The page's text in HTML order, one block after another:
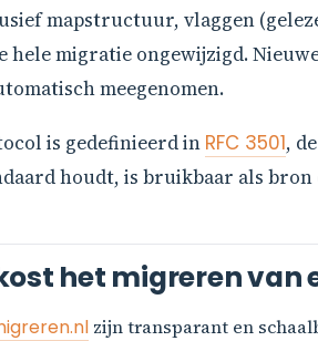
mapstructuur, vlaggen
hele migratie ongewijzigd.
meegenomen.
is gedefinieerd in RFC 3501,
houdt, is bruikbaar als
het migreren
zijn transparant en